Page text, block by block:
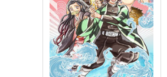
504円（税込）
サンプル 作品詳細